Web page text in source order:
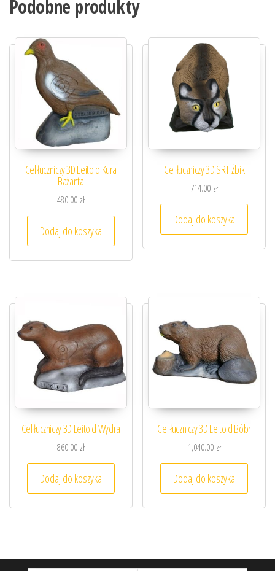
Podobne produkty
Cel łuczniczy 3D Leitold Kura
Bażanta
480.00 zł
Dodaj do koszyka
Cel łuczniczy 3D SRT Żbik
714.00 zł
Dodaj do koszyka
Cel łuczniczy 3D Leitold Wydra
860.00 zł
Dodaj do koszyka
Cel łuczniczy 3D Leitold Bóbr
1,040.00 zł
Dodaj do koszyka